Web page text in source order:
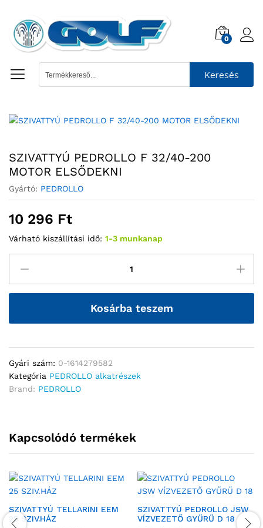
0
Keresés
SZIVATTYÚ PEDROLLO F 32/40-200
MOTOR ELSŐDEKNI
Gyártó: PEDROLLO
10 296 Ft
Várható kiszállítási idő: 1-3 munkanap
Kosárba teszem
Gyári szám: 0-1614279582
Kategória PEDROLLO alkatrészek
Brand: PEDROLLO
Kapcsolódó termékek
SZIVATTYÚ TELLARINI EEM
25 SZIV.HÁZ
SZIVATTYÚ PEDROLLO JSW
VÍZVEZETŐ GYŰRŰ D 18